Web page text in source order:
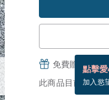
點擊
加入慾
免費贈送電子
此商品目前沒現